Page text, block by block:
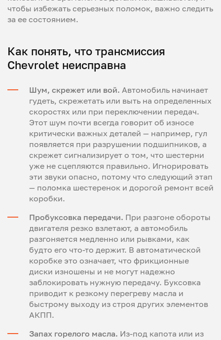
чтобы избежать серьезных поломок, важно следить
за ее состоянием.
Как понять, что трансмиссия
Chevrolet неисправна
Шум, скрежет или вой. Автомобиль начинает
гудеть, скрежетать или выть на определенных
скоростях или при переключении передач.
Этот шум почти всегда говорит об износе
критически важных деталей — например, гул
появляется при разрушении подшипников, а
скрежет сигнализирует о том, что шестерни
уже не сцепляются правильно. Игнорировать
эти звуки опасно, потому что следующий этап
— поломка шестеренок и дорогой ремонт всей
коробки.
Пробуксовка передачи. При разгоне обороты
двигателя резко взлетают, а автомобиль
разгоняется медленно или рывками, как
будто его что-то держит. В автоматической
коробке это означает, что фрикционные
диски изношены и не могут надежно
заблокировать нужную передачу. Буксовка
приводит к резкому перегреву масла и
быстрому выходу из строя других элементов
АКПП.
Запах горелого масла. Из-под капота или из